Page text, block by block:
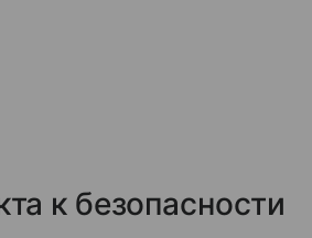
к безопасности